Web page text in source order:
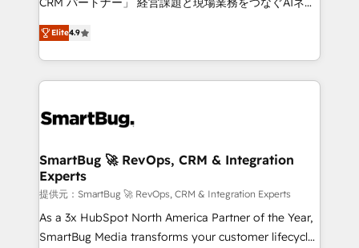
run your revenue process. Sales, marketing, and
service wired together. ➤ AI and Integrations: Layer
tune-ups, feature rollouts, adoption coaching. Buying
HubSpot, switching to it, or reviving a stale portal?
We are built for the work.
ティブ・エージェンシーとして、HubSpot Eliteの実装
力で顧客フロント業務を再設計します。 💡 100inc は何
をする会社か？ HubSpotを共通基盤に、AIエージェン
トを組み込んだ顧客フロント業務（マーケティング・営
ィブ・エージェンシーです。事業部・グループ会社・部
を、CRMを軸とした全社共通基盤に再構築します。意
思決定者・PMO・現場担当者に並走します。 1️⃣
HubSpot導入・活用支援 顧客データの一元化から、
GTMの見える化・自動化まで。全Hub統合運用、デー
タ品質設計、グループ横断のCRM統合に対応します。
Elite4.9
SmartBug 🚀 RevOps, CRM & Integration
Experts
提供元：SmartBug 🚀 RevOps, CRM & Integration Experts
As a 3x HubSpot North America Partner of the Year,
SmartBug Media transforms your customer lifecycle